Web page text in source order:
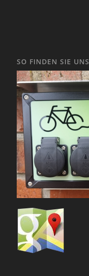
SO FINDEN SIE UNS